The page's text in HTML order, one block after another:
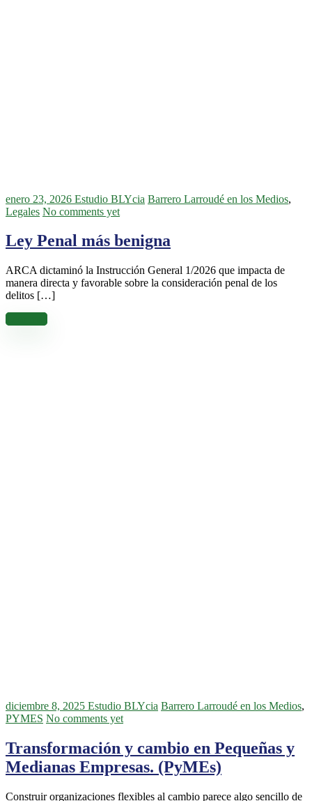
enero 23, 2026 Estudio BLYcia Barrero Larroudé en los Medios,
Legales No comments yet
Ley Penal más benigna
ARCA dictaminó la Instrucción General 1/2026 que impacta de
manera directa y favorable sobre la consideración penal de los
delitos […]
diciembre 8, 2025 Estudio BLYcia Barrero Larroudé en los Medios,
PYMES No comments yet
Transformación y cambio en Pequeñas y
Medianas Empresas. (PyMEs)
Construir organizaciones flexibles al cambio parece algo sencillo de